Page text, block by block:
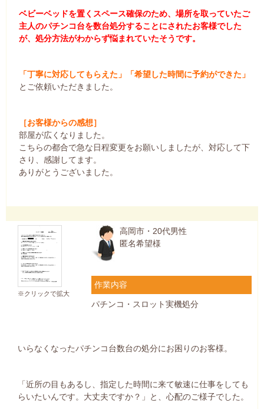
ベビーベッドを置くスペース確保のため、場所を取っていたご
主人のパチンコ台を数台処分することにされたお客様でした
が、処分方法がわからず悩まれていたそうです。
「丁寧に対応してもらえた」「希望した時間に予約ができた」
とご依頼いただきました。
［お客様からの感想］
部屋が広くなりました。
こちらの都合で急な日程変更をお願いしましたが、対応して下
さり、感謝してます。
ありがとうございました。
※クリックで拡大
高岡市・20代男性
匿名希望様
作業内容
パチンコ・スロット実機処分
いらなくなったパチンコ台数台の処分にお困りのお客様。
「近所の目もあるし、指定した時間に来て敏速に仕事をしても
らいたいんです。大丈夫ですか？」と、心配のご様子でした。